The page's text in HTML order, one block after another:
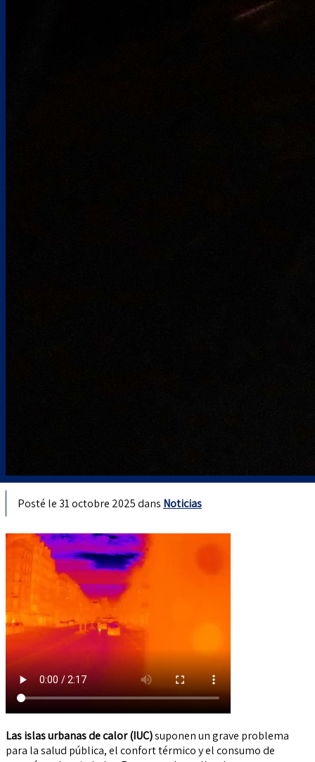
Posté le 31 octobre 2025 dans Noticias
Las islas urbanas de calor (IUC)suponen un grave problema
para la salud pública, el confort térmico y el consumo de